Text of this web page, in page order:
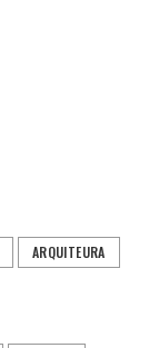
ARQUITEURA